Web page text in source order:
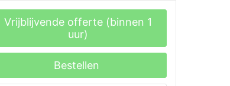
Vrijblijvende offerte (binnen 1
uur)
Bestellen